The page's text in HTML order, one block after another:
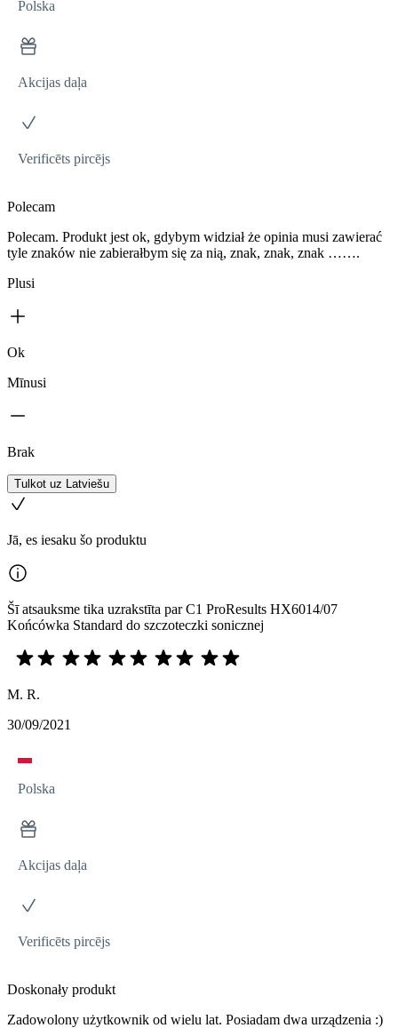
Polska
Akcijas daļa
Verificēts pircējs
Polecam
Polecam. Produkt jest ok, gdybym widział że opinia musi zawierać
tyle znaków nie zabierałbym się za nią, znak, znak, znak …….
Plusi
Ok
Mīnusi
Brak
Tulkot uz Latviešu
Jā, es iesaku šo produktu
Šī atsauksme tika uzrakstīta par C1 ProResults HX6014/07
Końcówka Standard do szczoteczki sonicznej
M. R.
30/09/2021
Polska
Akcijas daļa
Verificēts pircējs
Doskonały produkt
Zadowolony użytkownik od wielu lat. Posiadam dwa urządzenia :)